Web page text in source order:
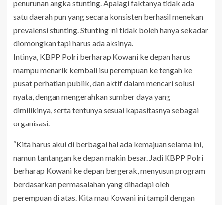
penurunan angka stunting. Apalagi faktanya tidak ada
satu daerah pun yang secara konsisten berhasil menekan
prevalensi stunting. Stunting ini tidak boleh hanya sekadar
diomongkan tapi harus ada aksinya.
Intinya, KBPP Polri berharap Kowani ke depan harus
mampu menarik kembali isu perempuan ke tengah ke
pusat perhatian publik, dan aktif dalam mencari solusi
nyata, dengan mengerahkan sumber daya yang
dimilikinya, serta tentunya sesuai kapasitasnya sebagai
organisasi.
“Kita harus akui di berbagai hal ada kemajuan selama ini,
namun tantangan ke depan makin besar. Jadi KBPP Polri
berharap Kowani ke depan bergerak, menyusun program
berdasarkan permasalahan yang dihadapi oleh
perempuan di atas. Kita mau Kowani ini tampil dengan